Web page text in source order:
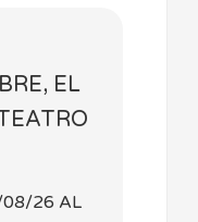
EL
26 AL